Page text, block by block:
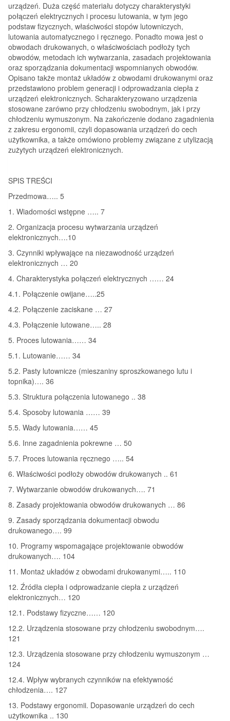
urządzeń. Duża część materiału dotyczy charakterystyki
połączeń elektrycznych i procesu lutowania, w tym jego
podstaw fizycznych, właściwości stopów lutowniczych,
lutowania automatycznego i ręcznego. Ponadto mowa jest o
obwodach drukowanych, o właściwościach podłoży tych
obwodów, metodach ich wytwarzania, zasadach projektowania
oraz sporządzania dokumentacji wspomnianych obwodów.
Opisano także montaż układów z obwodami drukowanymi oraz
przedstawiono problem generacji i odprowadzania ciepła z
urządzeń elektronicznych. Scharakteryzowano urządzenia
stosowane zarówno przy chłodzeniu swobodnym, jak i przy
chłodzeniu wymuszonym. Na zakończenie dodano zagadnienia
z zakresu ergonomii, czyli dopasowania urządzeń do cech
użytkownika, a także omówiono problemy związane z utylizacją
zużytych urządzeń elektronicznych.
SPIS TREŚCI
Przedmowa….. 5
1. Wiadomości wstępne ….. 7
2. Organizacja procesu wytwarzania urządzeń
elektronicznych….10
3. Czynniki wpływające na niezawodność urządzeń
elektronicznych … 20
4. Charakterystyka połączeń elektrycznych …… 24
4.1. Połączenie owijane…..25
4.2. Połączenie zaciskane … 27
4.3. Połączenie lutowane….. 28
5. Proces lutowania…… 34
5.1. Lutowanie…… 34
5.2. Pasty lutownicze (mieszaniny sproszkowanego lutu i
topnika)…. 36
5.3. Struktura połączenia lutowanego .. 38
5.4. Sposoby lutowania …… 39
5.5. Wady lutowania…… 45
5.6. Inne zagadnienia pokrewne … 50
5.7. Proces lutowania ręcznego ….. 54
6. Właściwości podłoży obwodów drukowanych .. 61
7. Wytwarzanie obwodów drukowanych…. 71
8. Zasady projektowania obwodów drukowanych … 86
9. Zasady sporządzania dokumentacji obwodu
drukowanego…. 99
10. Programy wspomagające projektowanie obwodów
drukowanych…. 104
11. Montaż układów z obwodami drukowanymi….. 110
12. Źródła ciepła i odprowadzanie ciepła z urządzeń
elektronicznych… 120
12.1. Podstawy fizyczne…… 120
12.2. Urządzenia stosowane przy chłodzeniu swobodnym….
121
12.3. Urządzenia stosowane przy chłodzeniu wymuszonym …
124
12.4. Wpływ wybranych czynników na efektywność
chłodzenia…. 127
13. Podstawy ergonomii. Dopasowanie urządzeń do cech
użytkownika .. 130